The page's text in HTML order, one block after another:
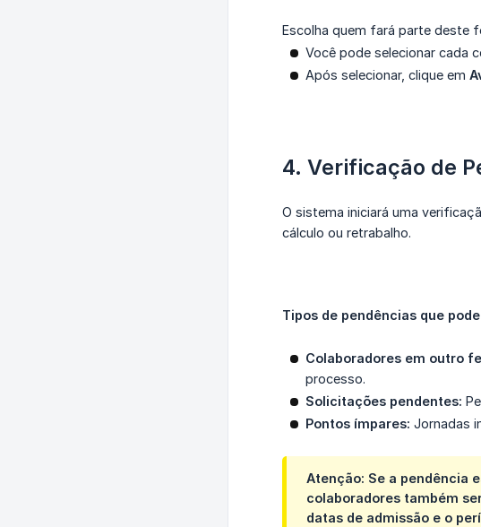
Escolha quem fará parte deste
Você pode selecionar cada
Após selecionar, clique em
4. Verificação de
O sistema iniciará uma
cálculo ou retrabalho.
Tipos de pendências que
Colaboradores em outro
processo.
Solicitações pendentes:
Pontos ímpares: Jornadas
Atenção: Se a pendência
colaboradores também
datas de admissão e o